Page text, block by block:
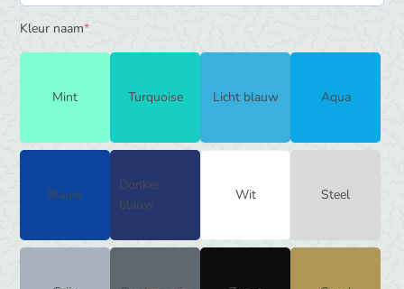
Kleur naam*(required)
Mint Turquoise Licht blauw Aqua
Blauw
Donker
blauw
Wit Steel